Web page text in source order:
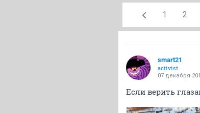
1 2
smart21
activist
07 декабря
Если верить